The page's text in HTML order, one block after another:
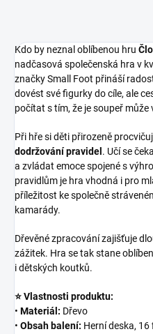
Kdo by neznal oblíbenou hru
nadčasová společenská hra v
značky Small Foot přináší
dovést své figurky do cíle, ale
počítat s tím, že je soupeř
Při hře si děti přirozeně
dodržování pravidel . Učí se
a zvládat emoce spojené s
pravidlům je hra vhodná i pro
příležitost ke společně
kamarády.
Dřevěné zpracování zajišťuje
zážitek. Hra se tak stane
i dětských koutků.
⭐ Vlastnosti produktu:
• Materiál: Dřevo
• Obsah balení: Herní deska,